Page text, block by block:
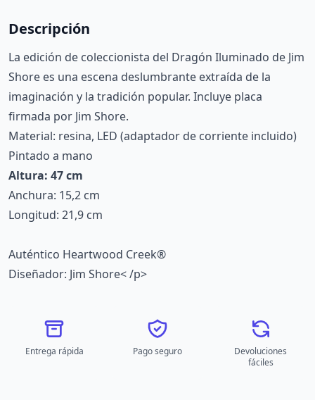
Descripción
La edición de coleccionista del Dragón Iluminado de Jim
Shore es una escena deslumbrante extraída de la
imaginación y la tradición popular. Incluye placa
firmada por Jim Shore.
Material: resina, LED (adaptador de corriente incluido)
Pintado a mano
Altura: 47 cm
Anchura: 15,2 cm
Longitud: 21,9 cm
Auténtico Heartwood Creek®
Diseñador: Jim Shore< /p>
Entrega rápida Pago seguro
Devoluciones
fáciles